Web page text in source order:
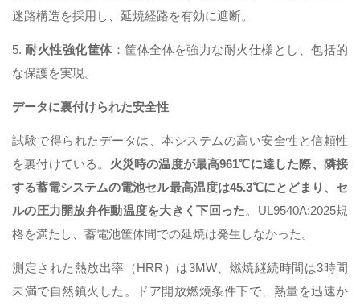
迷路構造を採用し、延焼経路を有効に遮断。
5.耐火性強化筐体 ：筐体全体を強力な耐火仕様とし、包括的
な保護を実現。
データに裏付けられた安全性
試験で得られたデータは、本システムの高い安全性と信頼性
を裏付けている。 火災時の温度が最高961℃に達した際、隣接
する蓄電システムの電池セル最高温度は45.3℃にとどまり、セ
ルの圧力開放弁作動温度を大きく下回った。UL9540A:2025規
格を満たし、蓄電池筐体間での延焼は発生しなかった。
測定された熱放出率（HRR）は3MW、燃焼継続時間は3時間
未満で自然鎮火した。ドア開放燃焼条件下で、熱量を迅速か